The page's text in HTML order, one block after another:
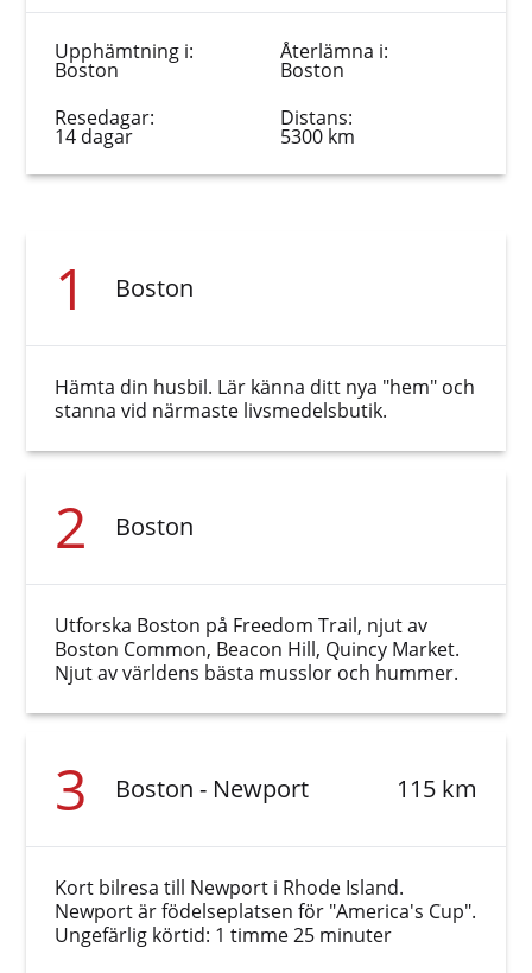
Upphämtning i:
Boston
Återlämna i:
Boston
Resedagar:
14 dagar
Distans:
5300 km
1 Boston
Hämta din husbil. Lär känna ditt nya "hem" och
stanna vid närmaste livsmedelsbutik.
2 Boston
Utforska Boston på Freedom Trail, njut av
Boston Common, Beacon Hill, Quincy Market.
Njut av världens bästa musslor och hummer.
3 Boston - Newport 115 km
Kort bilresa till Newport i Rhode Island.
Newport är födelseplatsen för "America's Cup".
Ungefärlig körtid: 1 timme 25 minuter